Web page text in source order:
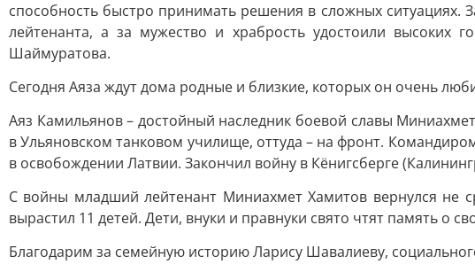
способность быстро принимать решения в сложных ситуациях.
лейтенанта, а за мужество и храбрость удостоили высоких
Шаймуратова.
Сегодня Аяза ждут дома родные и близкие, которых он очень
Аяз Камильянов – достойный наследник боевой славы
в Ульяновском танковом училище, оттуда – на фронт.
в освобождении Латвии. Закончил войну в Кёнигсберге
С войны младший лейтенант Миниахмет Хамитов вернулся не
вырастил 11 детей. Дети, внуки и правнуки свято чтят память о
Благодарим за семейную историю Ларису Шавалиеву,